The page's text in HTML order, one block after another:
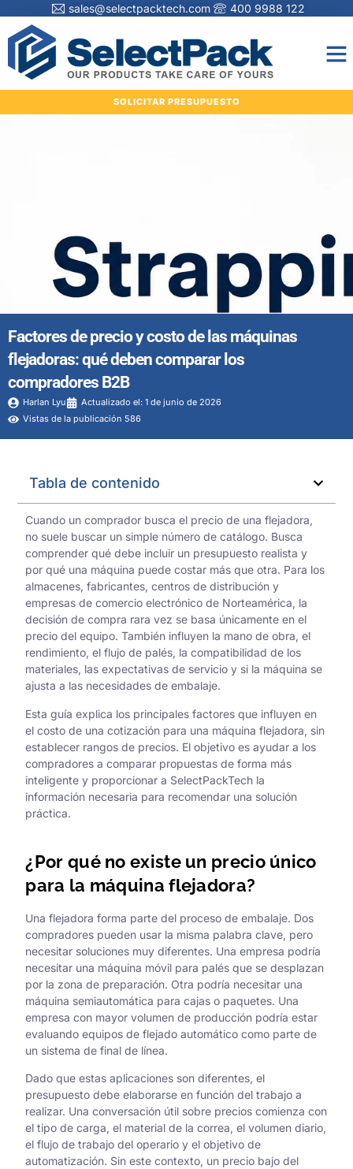
sales@selectpacktech.com 400 9988 122
SOLICITAR PRESUPUESTO
Factores de precio y costo de las máquinas
flejadoras: qué deben comparar los
compradores B2B
Harlan Lyu
Actualizado el: 1 de junio de 2026
Vistas de la publicación 586
Tabla de contenido
Cuando un comprador busca el precio de una flejadora,
no suele buscar un simple número de catálogo. Busca
comprender qué debe incluir un presupuesto realista y
por qué una máquina puede costar más que otra. Para los
almacenes, fabricantes, centros de distribución y
empresas de comercio electrónico de Norteamérica, la
decisión de compra rara vez se basa únicamente en el
precio del equipo. También influyen la mano de obra, el
rendimiento, el flujo de palés, la compatibilidad de los
materiales, las expectativas de servicio y si la máquina se
ajusta a las necesidades de embalaje.
Esta guía explica los principales factores que influyen en
el costo de una cotización para una máquina flejadora, sin
establecer rangos de precios. El objetivo es ayudar a los
compradores a comparar propuestas de forma más
inteligente y proporcionar a SelectPackTech la
información necesaria para recomendar una solución
práctica.
¿Por qué no existe un precio único
para la máquina flejadora?
Una flejadora forma parte del proceso de embalaje. Dos
compradores pueden usar la misma palabra clave, pero
necesitar soluciones muy diferentes. Una empresa podría
necesitar una máquina móvil para palés que se desplazan
por la zona de preparación. Otra podría necesitar una
máquina semiautomática para cajas o paquetes. Una
empresa con mayor volumen de producción podría estar
evaluando equipos de flejado automático como parte de
un sistema de final de línea.
Dado que estas aplicaciones son diferentes, el
presupuesto debe elaborarse en función del trabajo a
realizar. Una conversación útil sobre precios comienza con
el tipo de carga, el material de la correa, el volumen diario,
el flujo de trabajo del operario y el objetivo de
automatización. Sin este contexto, un precio bajo del